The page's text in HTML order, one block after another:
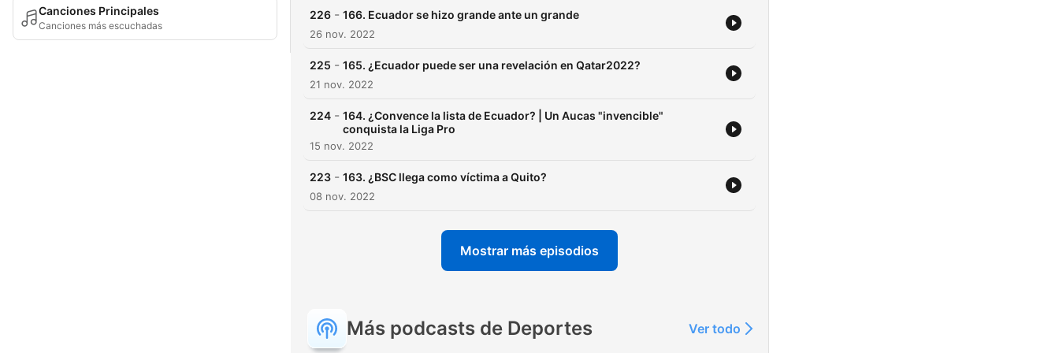
Canciones Principales
Canciones más escuchadas
226 - 166. Ecuador se hizo grande ante un grande
26 nov. 2022
225 - 165. ¿Ecuador puede ser una revelación en Qatar2022?
21 nov. 2022
224 - 164. ¿Convence la lista de Ecuador? | Un Aucas "invencible"
conquista la Liga Pro
15 nov. 2022
223 - 163. ¿BSC llega como víctima a Quito?
08 nov. 2022
Mostrar más episodios
Más podcasts de Deportes Ver todo